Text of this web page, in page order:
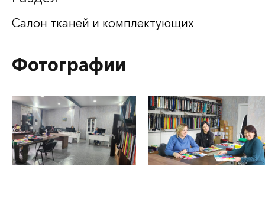
Салон тканей и комплектующих
Фотографии